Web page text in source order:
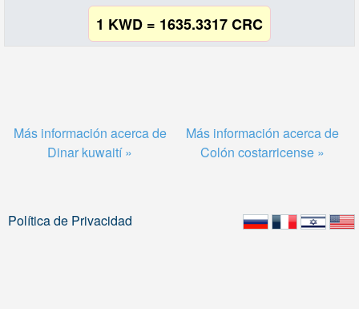
1 KWD = 1635.3317 CRC
Más información acerca de
Dinar kuwaití »
Más información acerca de
Colón costarricense »
Política de Privacidad